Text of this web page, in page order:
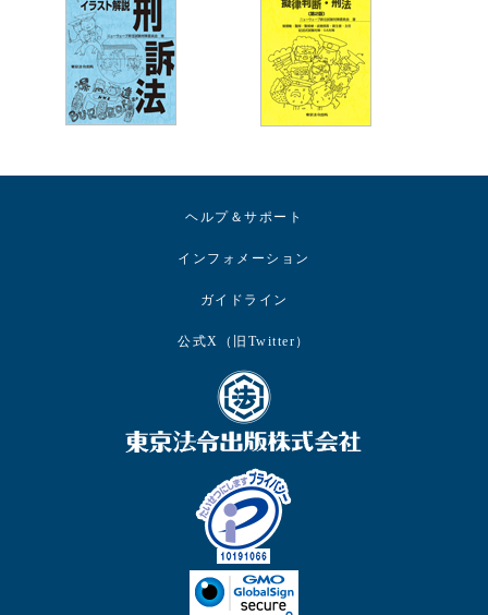
ヘルプ＆サポート
インフォメーション
ガイドライン
公式X（旧Twitter）